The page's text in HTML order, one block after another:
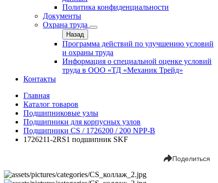
Политика конфиденциальности
Документы
Охрана труда
Назад
Программа действий по улучшению условий
и охраны труда
Информация о специальной оценке условий
труда в ООО «ТД «Механик Трейд»
Контакты
Главная
Каталог товаров
Подшипниковые узлы
Подшипники для корпусных узлов
Подшипники CS / 1726200 / 200 NPP-B
1726211-2RS1 подшипник SKF
Поделиться